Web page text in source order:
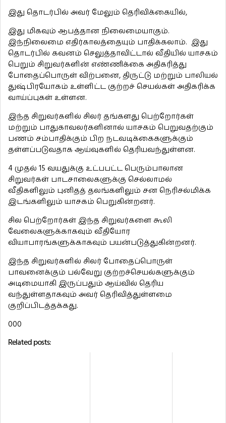
இது தொடர்பில் அவர் மேலும் தெரிவிக்கையில்,
இது மிகவும் ஆபத்தான நிலைமையாகும்.
இந்நிலைமை எதிர்காலத்தையும் பாதிக்கலாம். இது
தொடர்பில் கவனம் செலுத்தாவிட்டால் வீதியில் யாசகம்
பெறும் சிறுவர்களின் எண்ணிக்கை அதிகரித்து
போதைப்பொருள் விற்பனை, திருட்டு மற்றும் பாலியல்
துஷ்பிரயோகம் உள்ளிட்ட குற்றச் செயல்கள் அதிகரிக்க
வாய்ப்புகள் உள்ளன.
இந்த சிறுவர்களில் சிலர் தங்களது பெற்றோர்கள்
மற்றும் பாதுகாவலர்களினால் யாசகம் பெறுவதற்கும்
பணம் சம்பாதிக்கும் பிற நடவடிக்கைகளுக்கும்
தள்ளப்படுவதாக ஆய்வுகளில் தெரியவந்துள்ளன.
4 முதல் 15 வயதுக்கு உட்பபட்ட பெரும்பாலான
சிறுவர்கள் பாடசாலைகளுக்கு செல்லாமல்
வீதிகளிலும் புனிதத் தலங்களிலும் சன நெரிசல்மிக்க
இடங்களிலும் யாசகம் பெறுகின்றனர்.
சில பெற்றோர்கள் இந்த சிறுவர்களை கூலி
வேலைகளுக்காகவும் வீதியோர
வியாபாரங்களுக்காகவும் பயன்படுத்துகின்றனர்.
இந்த சிறுவர்களில் சிலர் போதைப்பொருள்
பாவனைக்கும் பல்வேறு குற்றச்செயல்களுக்கும்
அடிமையாகி இருப்பதும் ஆய்வில் தெரிய
வந்துள்ளதாகவும் அவர் தெரிவித்துள்ளமை
குறிப்பிடத்தக்கது.
000
Related posts: